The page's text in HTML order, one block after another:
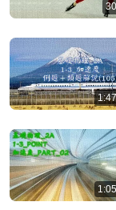
【李永乐老
尽头是神学